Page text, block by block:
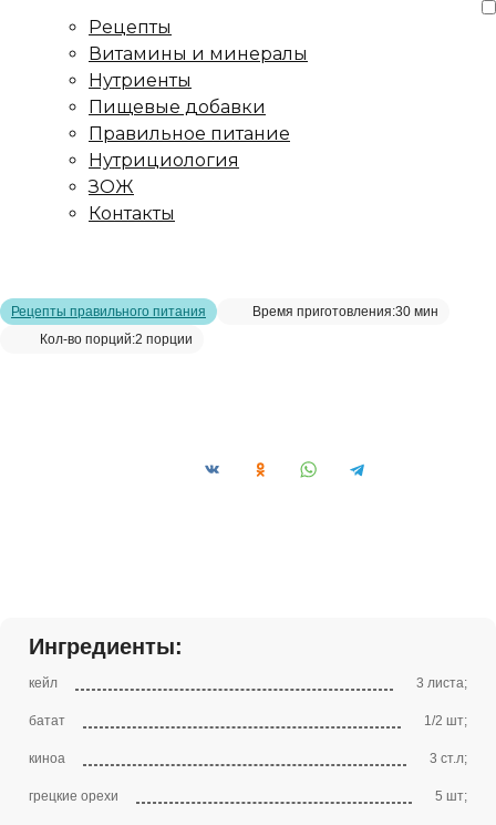
Рецепты
Витамины и минералы
Нутриенты
Пищевые добавки
Правильное питание
Нутрициология
ЗОЖ
Контакты
Рецепты правильного питания Время приготовления:30 мин
Кол-во порций:2 порции
Ингредиенты:
кейл 3 листа;
батат 1/2 шт;
киноа 3 ст.л;
грецкие орехи 5 шт;